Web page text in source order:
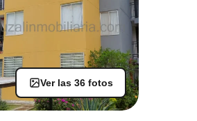
Ver las 36 fotos